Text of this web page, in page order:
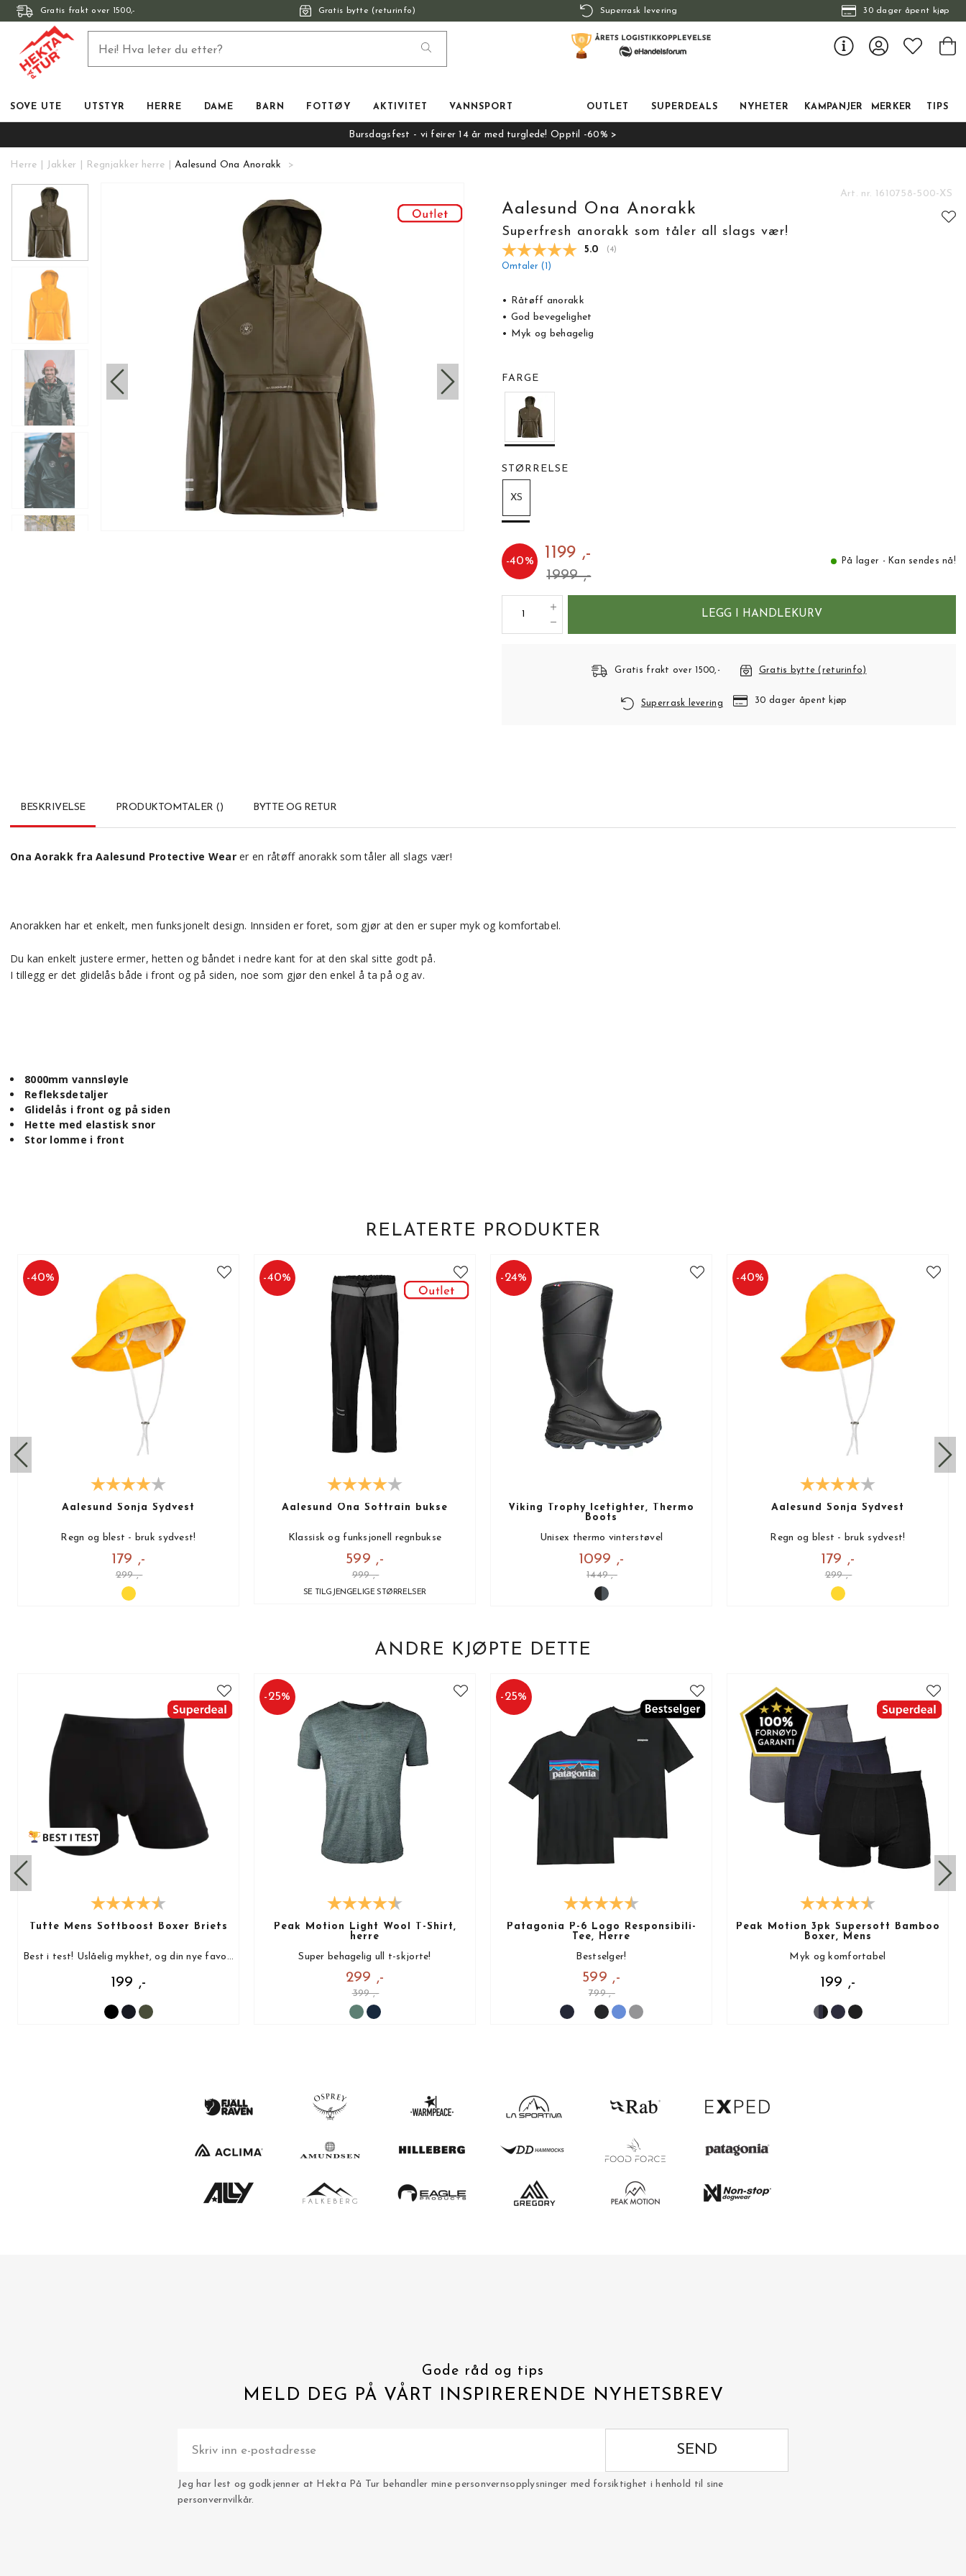
Gratis frakt over 1500,- Gratis bytte (returinfo) Superrask levering 30 dager åpent kjøp
SOVE UTE UTSTYR HERRE DAME BARN FOTTØY AKTIVITET VANNSPORT OUTLET SUPERDEALS NYHETER KAMPANJER MERKER TIPS
Bursdagsfest - vi feirer 14 år med turglede! Opptil -60% >
Herre Jakker Regnjakker herre Aalesund Ona Anorakk
Art. nr. 1610758-500-XS
Aalesund Ona Anorakk
Superfresh anorakk som tåler all slags vær!
Gjennomsnittskarakter:
5.0 (stemmer:
4)
Omtaler ( )
• Råtøff anorakk
• God bevegelighet
• Myk og behagelig
FARGE
STØRRELSE
XS
-40% 1199 ,-
1999 ,-
På lager - Kan sendes nå!
LEGG I HANDLEKURV
Gratis frakt over 1500,- Gratis bytte (returinfo)
Superrask levering 30 dager åpent kjøp
BESKRIVELSE PRODUKTOMTALER () BYTTE OG RETUR
Ona Aorakk fra Aalesund Protective Wearer en råtøff anorakk som tåler all slags vær!
Anorakken har et enkelt, men funksjonelt design. Innsiden er foret, som gjør at den er super myk og komfortabel.
Du kan enkelt justere ermer, hetten og båndet i nedre kant for at den skal sitte godt på.
I tillegg er det glidelås både i front og på siden, noe som gjør den enkel å ta på og av.
8000mm vannsløyle
Refleksdetaljer
Glidelås i front og på siden
Hette med elastisk snor
Stor lomme i front
RELATERTE PRODUKTER
-40%
Aalesund Sonja Sydvest
Regn og blest - bruk sydvest!
179 ,-
299 ,-
-40%
Aalesund Ona Softrain bukse
Klassisk og funksjonell regnbukse
599 ,-
999 ,-
SE TILGJENGELIGE STØRRELSER
-24%
Viking Trophy Icefighter, Thermo
Boots
Unisex thermo vinterstøvel
1099 ,-
1449 ,-
-40%
Aalesund Sonja Sydvest
Regn og blest - bruk sydvest!
179 ,-
299 ,-
ANDRE KJØPTE DETTE
Tufte Mens Softboost Boxer Briefs
Best i test! Uslåelig mykhet, og din nye favoritt!
199 ,-
-25%
Peak Motion Light Wool T-Shirt,
herre
Super behagelig ull t-skjorte!
299 ,-
399 ,-
-25%
Patagonia P-6 Logo Responsibili-
Tee, Herre
Bestselger!
599 ,-
799 ,-
Peak Motion 3pk Supersoft Bamboo
Boxer, Mens
Myk og komfortabel
199 ,-
Gode råd og tips
MELD DEG PÅ VÅRT INSPIRERENDE NYHETSBREV
SEND
Jeg har lest og godkjenner at Hekta På Tur behandler mine personvernsopplysninger med forsiktighet i henhold til sine
personvernvilkår.